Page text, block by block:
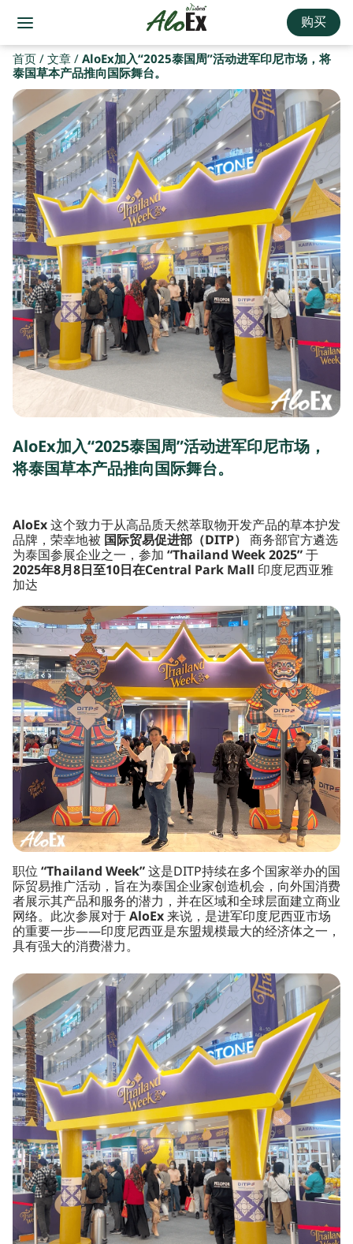
购买
首页/文章/AloEx加入“2025泰国周”活动进军印尼市场，将
泰国草本产品推向国际舞台。
AloEx加入“2025泰国周”活动进军印尼市场，
将泰国草本产品推向国际舞台。
AloEx这个致力于从高品质天然萃取物开发产品的草本护发
品牌，荣幸地被 国际贸易促进部（DITP） 商务部官方遴选
为泰国参展企业之一，参加 “Thailand Week 2025”于
2025年8月8日至10日在Central Park Mall 印度尼西亚雅
加达
职位“Thailand Week”这是DITP持续在多个国家举办的国
际贸易推广活动，旨在为泰国企业家创造机会，向外国消费
者展示其产品和服务的潜力，并在区域和全球层面建立商业
网络。此次参展对于AloEx来说，是进军印度尼西亚市场
的重要一步——印度尼西亚是东盟规模最大的经济体之一，
具有强大的消费潜力。